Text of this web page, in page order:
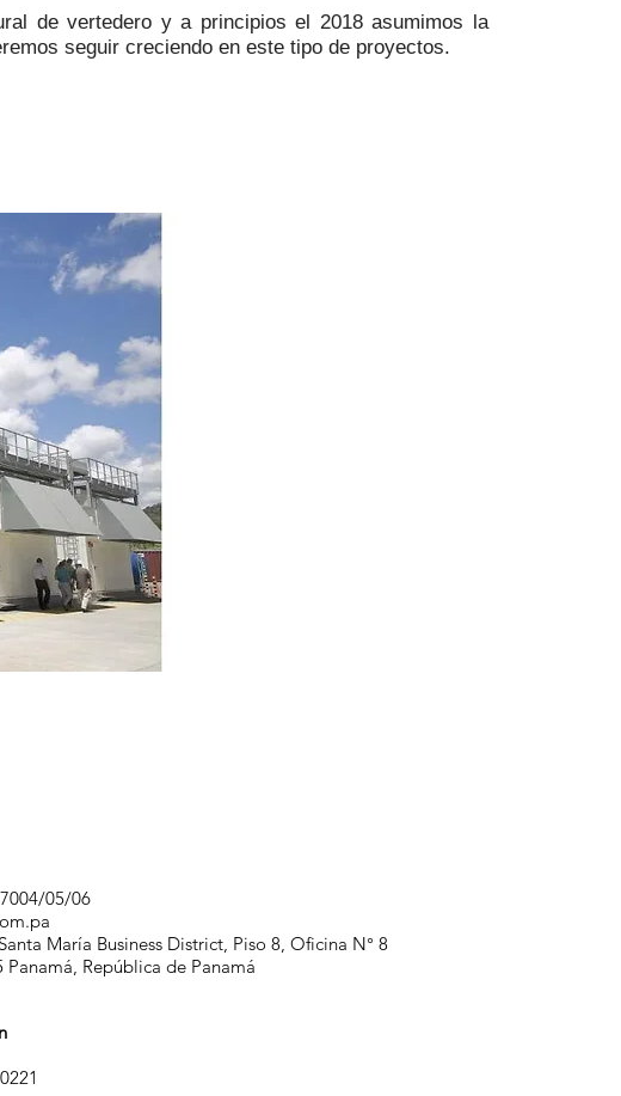
de vertedero y a principios el 2018 asumimos la
seguir creciendo en este tipo de proyectos.
05/06
María Business District, Piso 8, Oficina N° 8
Panamá, República de Panamá